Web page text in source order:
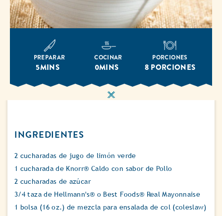
PREPARAR
5MINS
COCINAR
0MINS
PORCIONES
8 PORCIONES
INGREDIENTES
2 cucharadas de jugo de limón verde
1 cucharada de Knorr® Caldo con sabor de Pollo
2 cucharadas de azúcar
3/4 taza de Hellmann's® o Best Foods® Real Mayonnaise
1 bolsa (16 oz.) de mezcla para ensalada de col (coleslaw)